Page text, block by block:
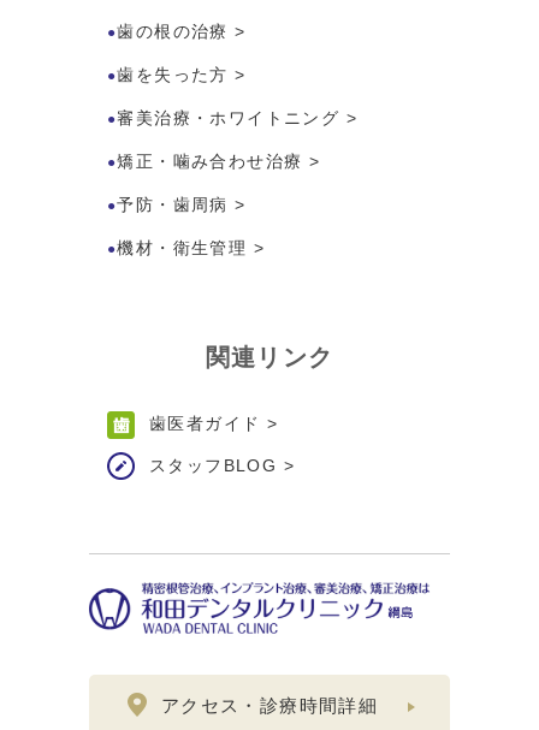
歯の根の治療 >
歯を失った方 >
審美治療・ホワイトニング >
矯正・噛み合わせ治療 >
予防・歯周病 >
機材・衛生管理 >
関連リンク
歯医者ガイド >
スタッフBLOG >
アクセス・診療時間詳細